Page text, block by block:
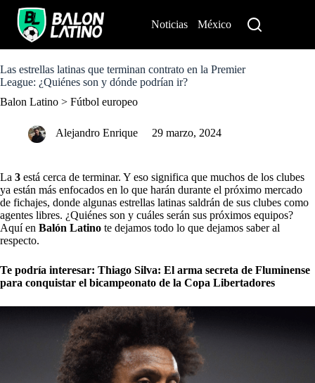
o
c
n
Noticias México
Las estrellas latinas que terminan contrato en la Premier
League: ¿Quiénes son y dónde podrían ir?
Balon Latino > Fútbol europeo
Alejandro Enrique 29 marzo, 2024
La 3 está cerca de terminar. Y eso significa que muchos de los clubes
ya están más enfocados en lo que harán durante el próximo mercado
de fichajes, donde algunas estrellas latinas saldrán de sus clubes como
agentes libres. ¿Quiénes son y cuáles serán sus próximos equipos?
Aquí en Balón Latino te dejamos todo lo que dejamos saber al
respecto.
Te podría interesar: Thiago Silva: El arma secreta de Fluminense
para conquistar el bicampeonato de la Copa Libertadores